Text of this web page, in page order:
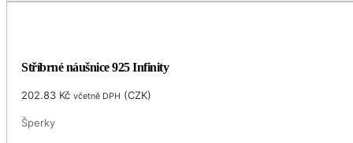
Stříbrné náušnice 925 Infinity
202.83 Kč včetně DPH (CZK)
Šperky